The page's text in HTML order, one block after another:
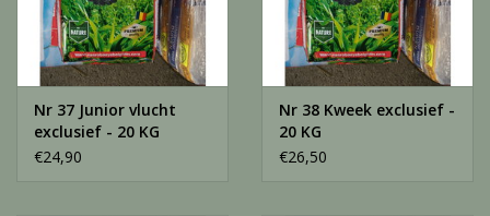
Nr 37 Junior vlucht
exclusief - 20 KG
€24,90
Nr 38 Kweek exclusief -
20 KG
€26,50